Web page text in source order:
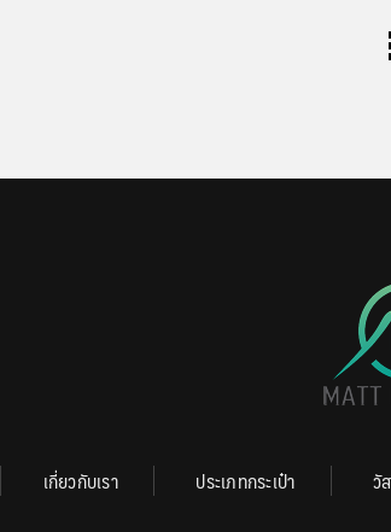
เกี่ยวกับเรา ประเภทกระเป๋า วั